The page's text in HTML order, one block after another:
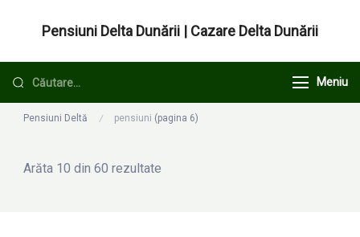
Pensiuni Delta Dunării | Cazare Delta Dunării
Caută
după:
Meniu
Pensiuni Deltă pensiuni (pagina 6)
Arăta 10 din 60 rezultate